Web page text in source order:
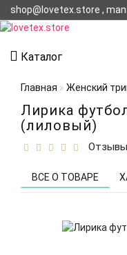
shop@lovetex.store ,
Каталог
Главная Женский
Лирика
(лиловый)
ВСЕ О ТОВАРЕ